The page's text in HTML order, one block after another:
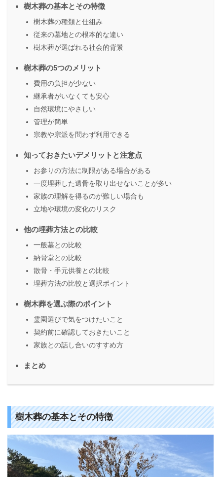
樹木葬の基本とその特徴
樹木葬の種類と仕組み
従来の墓地との根本的な違い
樹木葬が選ばれる社会的背景
樹木葬の5つのメリット
費用の負担が少ない
継承者がいなくても安心
自然環境にやさしい
管理が簡単
宗教や宗派を問わず利用できる
知っておきたいデメリットと注意点
お参りの方法に制限がある場合がある
一度埋葬した遺骨を取り出せないことが多い
家族の理解を得るのが難しい場合も
立地や環境の変化のリスク
他の埋葬方法との比較
一般墓との比較
納骨堂との比較
散骨・手元供養との比較
埋葬方法の比較と選択ポイント
樹木葬を選ぶ際のポイント
霊園選びで気をつけたいこと
契約前に確認しておきたいこと
家族との話し合いのすすめ方
まとめ
樹木葬の基本とその特徴